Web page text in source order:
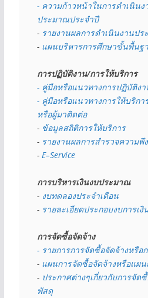
- ความก้าวหน้าในการดำเนิน
ประมาณประจำปี
- รายงานผลการดำเนินงานปร
- แผนบริหารการศึกษาขั้นพื้นฐ
การปฏิบัติงาน/การให้บริการ
- คู่มือหรือแนวทางการปฏิบัติง
- คู่มือหรือแนวทางการให้บริก
หรือผู้มาติดต่อ
- ข้อมูลสถิติการให้บริการ
- รายงานผลการสำรวจความพึ
- E–Service
การบริหารเงินงบประมาณ
- งบทดลองประจำเดือน
- รายละเอียดประกอบงบการเงิ
การจัดซื้อจัดจ้าง
- รายการการจัดซื้อจัดจ้างหรือ
- แผนการจัดซื้อจัดจ้างหรือแผ
- ประกาศต่างๆเกี่ยวกับการจัด
พัสดุ